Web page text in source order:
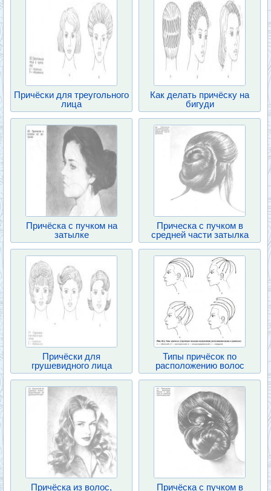
Причёски для треугольного
лица
Как делать причёску на
бигуди
Причёска с пучком на
затылке
Прическа с пучком в
средней части затылка
Причёски для
грушевидного лица
Типы причёсок по
расположению волос
Причёска из волос, Причёска с пучком в